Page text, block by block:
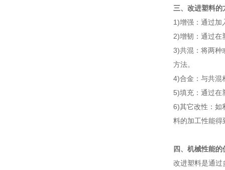
三、改进塑料的
1)增强：通过加
2)增韧：通过在
3)共混：将两种
方法。
4)合金：与共混
5)填充：通过在
6)其它改性：如
料的加工性能得
四、机械性能的
改进塑料是通过